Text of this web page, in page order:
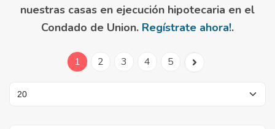
nuestras casas en ejecución hipotecaria en el
Condado de Union. Regístrate ahora!.
1 2 3 4 5